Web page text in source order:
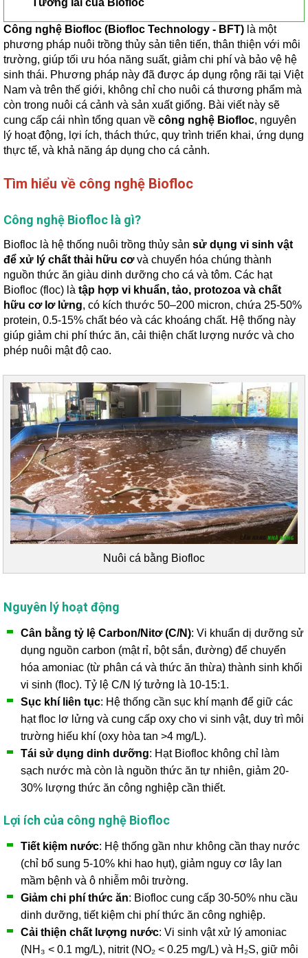
Tương lai của Biofloc
Công nghệ Biofloc (Biofloc Technology - BFT) là một
phương pháp nuôi trồng thủy sản tiên tiến, thân thiện với môi
trường, giúp tối ưu hóa năng suất, giảm chi phí và bảo vệ hệ
sinh thái. Phương pháp này đã được áp dụng rộng rãi tại Việt
Nam và trên thế giới, không chỉ cho nuôi cá thương phẩm mà
còn trong nuôi cá cảnh và sản xuất giống. Bài viết này sẽ
cung cấp cái nhìn tổng quan về công nghệ Biofloc, nguyên
lý hoạt động, lợi ích, thách thức, quy trình triển khai, ứng dụng
thực tế, và khả năng áp dụng cho cá cảnh.
Tìm hiểu về công nghệ Biofloc
Công nghệ Biofloc là gì?
Biofloc là hệ thống nuôi trồng thủy sản sử dụng vi sinh vật
để xử lý chất thải hữu cơvà chuyển hóa chúng thành
nguồn thức ăn giàu dinh dưỡng cho cá và tôm. Các hạt
Biofloc (floc) là tập hợp vi khuẩn, tảo, protozoa và chất
hữu cơ lơ lửng, có kích thước 50–200 micron, chứa 25-50%
protein, 0.5-15% chất béo và các khoáng chất. Hệ thống này
giúp giảm chi phí thức ăn, cải thiện chất lượng nước và cho
phép nuôi mật độ cao.
Nuôi cá bằng Biofloc
Nguyên lý hoạt động
Cân bằng tỷ lệ Carbon/Nitơ (C/N): Vi khuẩn dị dưỡng sử
dụng nguồn carbon (mật rỉ, bột sắn, đường) để chuyển
hóa amoniac (từ phân cá và thức ăn thừa) thành sinh khối
vi sinh (floc). Tỷ lệ C/N lý tưởng là 10-15:1.
Sục khí liên tục: Hệ thống cần sục khí mạnh để giữ các
hạt floc lơ lửng và cung cấp oxy cho vi sinh vật, duy trì môi
trường hiếu khí (oxy hòa tan >4 mg/L).
Tái sử dụng dinh dưỡng: Hạt Biofloc không chỉ làm
sạch nước mà còn là nguồn thức ăn tự nhiên, giảm 20-
30% lượng thức ăn công nghiệp cần thiết.
Lợi ích của công nghệ Biofloc
Tiết kiệm nước: Hệ thống gần như không cần thay nước
(chỉ bổ sung 5-10% khi hao hụt), giảm nguy cơ lây lan
mầm bệnh và ô nhiễm môi trường.
Giảm chi phí thức ăn: Biofloc cung cấp 30-50% nhu cầu
dinh dưỡng, tiết kiệm chi phí thức ăn công nghiệp.
Cải thiện chất lượng nước: Vi sinh vật xử lý amoniac
(NH₃ < 0.1 mg/L), nitrit (NO₂ < 0.25 mg/L) và H₂S, giữ môi